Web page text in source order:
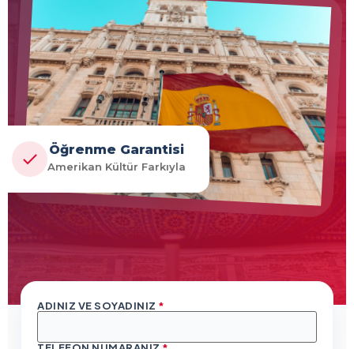
Öğrenme Garantisi
Amerikan Kültür Farkıyla
ADINIZ VE SOYADINIZ *